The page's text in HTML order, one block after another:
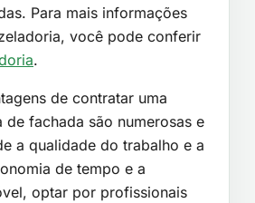
Para mais informações
você pode conferir
.
de contratar uma
de fachada são numerosas e
a qualidade do trabalho e a
de tempo e a
optar por profissionais